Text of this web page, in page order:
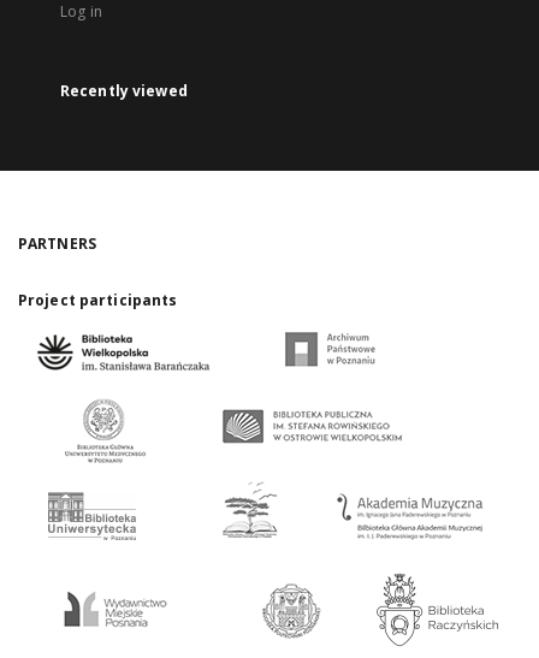
Log in
Recently viewed
PARTNERS
Project participants